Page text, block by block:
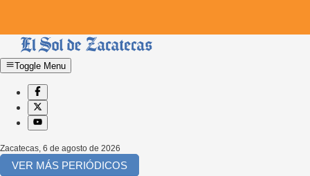
Toggle Menu
Zacatecas, 6 de agosto de 2026
VER MÁS PERIÓDICOS